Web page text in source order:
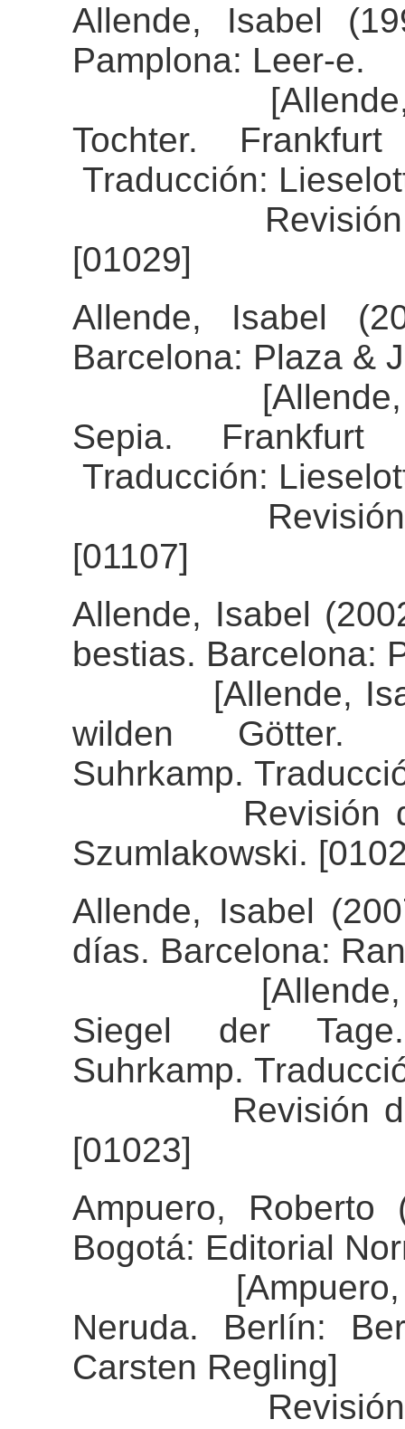
Allende, Isabel
Pamplona: Leer-e.
[Allende,
Tochter.
Traducción:
Revisión del
[01029]
Allende, Isabel
Barcelona: Plaza &
[Allende,
Sepia.
Traducción:
Revisión del
[01107]
Allende, Isabel
bestias. Barcelona:
[Allende,
wilden Götter.
Suhrkamp.
Revisión del
Szumlakowski.
Allende, Isabel
días. Barcelona:
[Allende,
Siegel der
Suhrkamp.
Revisión del
[01023]
Ampuero,
Bogotá: Editorial
[Ampuero,
Neruda. Berlín:
Carsten Regling]
Revisión del